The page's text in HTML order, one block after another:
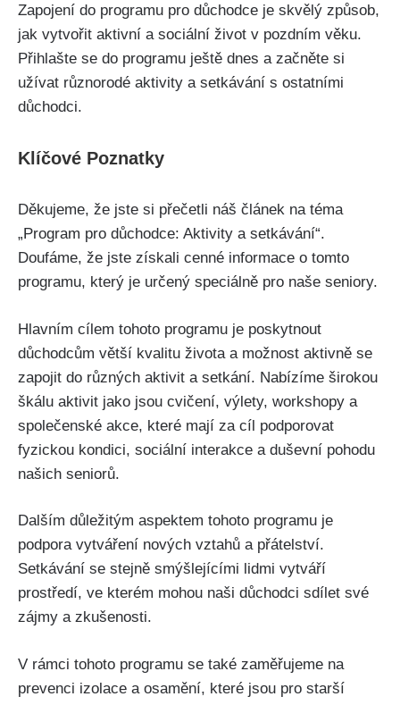
Zapojení do programu pro důchodce je skvělý způsob,
jak vytvořit aktivní a ⁤sociální život v pozdním věku.
Přihlašte se do programu ještě dnes a začněte ‍si
užívat‍ různorodé aktivity a ⁢setkávání s ostatními⁤
důchodci.
Klíčové Poznatky
Děkujeme,⁢ že jste si přečetli náš článek na⁢ téma
„Program pro důchodce: Aktivity a setkávání“.
Doufáme, že ⁢jste získali cenné informace o tomto
programu, který je určený speciálně pro naše seniory.
Hlavním cílem tohoto programu je⁤ poskytnout
důchodcům​ větší kvalitu⁢ života a možnost aktivně se
zapojit do různých aktivit a setkání. Nabízíme širokou
škálu aktivit jako jsou‍ cvičení,⁣ výlety, workshopy a
společenské akce,​ které mají za cíl podporovat
fyzickou kondici, ‌sociální interakce a duševní pohodu
našich seniorů.
Dalším důležitým aspektem tohoto programu je
podpora ‍vytváření nových vztahů a přátelství.
Setkávání se stejně smýšlejícími lidmi vytváří
prostředí, ve kterém mohou naši ‍důchodci sdílet⁢ své
zájmy a zkušenosti.
V rámci tohoto⁤ programu se také zaměřujeme‍ na
prevenci izolace a osamění, které jsou pro starší